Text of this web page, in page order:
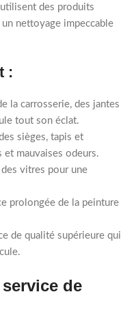
des produits
nettoyage impeccable
:
la carrosserie, des jantes
tout son éclat.
sièges, tapis et
et mauvaises odeurs.
vitres pour une
prolongée de la peinture
de qualité supérieure qui
de